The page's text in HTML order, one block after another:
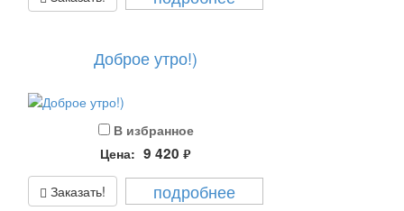
Доброе утро!)
В избранное
Цена: 9 420 руб.
Заказать! подробнее